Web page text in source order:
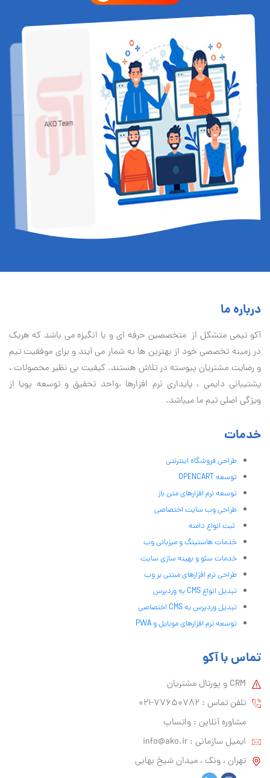
درباره ما
آكو تيمی متشکل از متخصصین حرفه ای و با انگیزه می باشد که هریک
در زمینه تخصصی خود از بهترین ها به شمار می آیند و برای موفقیت تيم
و رضایت مشتریان پیوسته در تلاش هستند. کیفیت بی نظير محصولات ،
پشتیبانی دايمی ، پایداری نرم افزارها ،واحد تحقیق و توسعه پویا از
ویژگی اصلی تیم ما میباشد.
خدمات
طراحی فروشگاه اینترنتی
توسعه OPENCART
توسعه نرم افزارهای متن باز
طراحی وب سایت اختصاصی
ثبت انواع دامنه
خدمات هاستینگ و میزبانی وب
خدمات سئو و بهینه سازی سایت
طراحی نرم افزارهای مبتنی بر وب
تبدیل انواع CMS به وردپرس
تبدیل وردپرس به CMS اختصاصی
توسعه نرم افزارهای موبایل و PWA
تماس با آکو
CRM و پورتال مشتریان
تلفن تماس :‌ 77650782-021
مشاوره آنلاین : واتساپ
ایمیل سازمانی :‌ info@ako.ir
تهران ، ونک ، میدان شیخ بهایی